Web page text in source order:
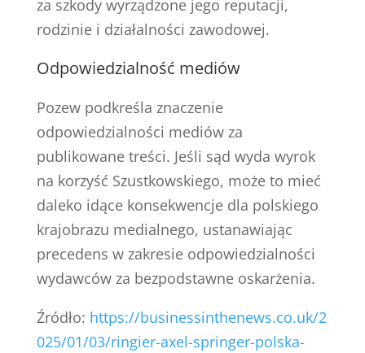
za szkody wyrządzone jego reputacji,
rodzinie i działalności zawodowej.
Odpowiedzialność mediów
Pozew podkreśla znaczenie
odpowiedzialności mediów za
publikowane treści. Jeśli sąd wyda wyrok
na korzyść Szustkowskiego, może to mieć
daleko idące konsekwencje dla polskiego
krajobrazu medialnego, ustanawiając
precedens w zakresie odpowiedzialności
wydawców za bezpodstawne oskarżenia.
Źródło: https://businessinthenews.co.uk/2
025/01/03/ringier-axel-springer-polska-